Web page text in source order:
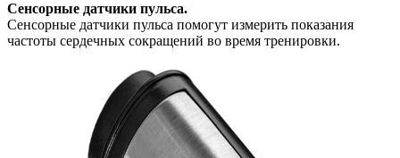
Сенсорные датчики пульса.
Сенсорные датчики пульса помогут измерить показания
частоты сердечных сокращений во время тренировки.